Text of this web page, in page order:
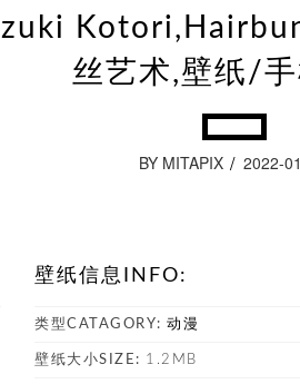
丝艺术,壁纸/
BY MITAPIX 2022-
壁纸信息INFO:
类型CATAGORY: 动漫
壁纸大小SIZE: 1.2MB